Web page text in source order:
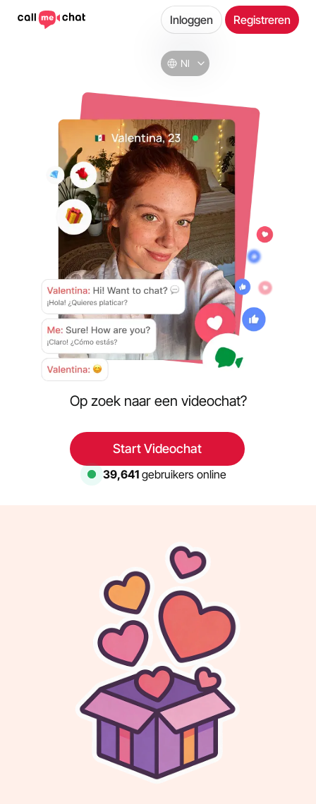
Nl
Inloggen Registreren
Op zoek naar een videochat?
Start Videochat
39,641 gebruikers online